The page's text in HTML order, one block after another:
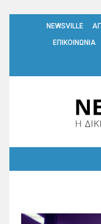
NEWSVILLE
ΕΠΙΚΟΙΝΩΝΙΑ